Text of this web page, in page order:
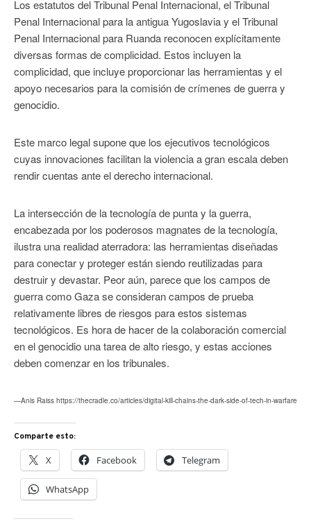
Los estatutos del Tribunal Penal Internacional, el Tribunal
Penal Internacional para la antigua Yugoslavia y el Tribunal
Penal Internacional para Ruanda reconocen explícitamente
diversas formas de complicidad. Estos incluyen la
complicidad, que incluye proporcionar las herramientas y el
apoyo necesarios para la comisión de crímenes de guerra y
genocidio.
Este marco legal supone que los ejecutivos tecnológicos
cuyas innovaciones facilitan la violencia a gran escala deben
rendir cuentas ante el derecho internacional.
La intersección de la tecnología de punta y la guerra,
encabezada por los poderosos magnates de la tecnología,
ilustra una realidad aterradora: las herramientas diseñadas
para conectar y proteger están siendo reutilizadas para
destruir y devastar. Peor aún, parece que los campos de
guerra como Gaza se consideran campos de prueba
relativamente libres de riesgos para estos sistemas
tecnológicos. Es hora de hacer de la colaboración comercial
en el genocidio una tarea de alto riesgo, y estas acciones
deben comenzar en los tribunales.
—Anis Raiss https://thecradle.co/articles/digital-kill-chains-the-dark-side-of-tech-in-warfare
Comparte esto:
X Facebook Telegram
WhatsApp